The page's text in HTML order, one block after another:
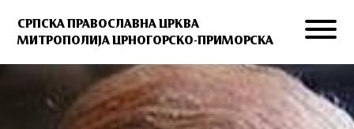
СРПСКА ПРАВОСЛАВНА ЦРКВА
МИТРОПОЛИЈА ЦРНОГОРСКО-ПРИМОРСКА